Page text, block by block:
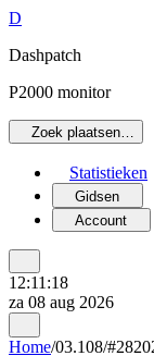
D
Dashpatch
P2000 monitor
Zoek plaatsen…
Statistieken
Gidsen
Account
12:11:18
za 08 aug 2026
Home/03.108/